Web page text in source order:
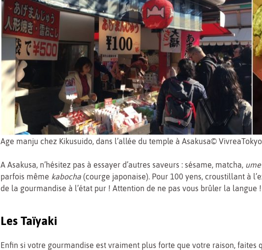
Age manju chez Kikusuido, dans l’allée du temple à Asakusa© VivreaTokyo
A Asakusa, n’hésitez pas à essayer d’autres saveurs : sésame, matcha, ume
parfois même kabocha (courge japonaise). Pour 100 yens, croustillant à
de la gourmandise à l’état pur ! Attention de ne pas vous brûler la langue !
Les Taïyaki
Enfin si votre gourmandise est vraiment plus forte que votre raison, faites